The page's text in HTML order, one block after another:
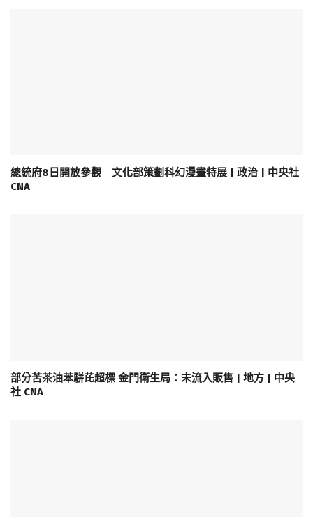
總統府8日開放參觀 文化部策劃科幻漫畫特展 | 政治 | 中央社
CNA
部分苦茶油苯駢芘超標 金門衛生局：未流入販售 | 地方 | 中央
社 CNA